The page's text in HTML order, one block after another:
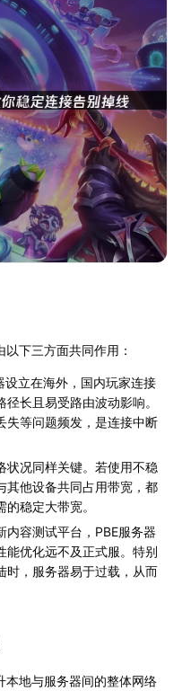
下三方面共同作用：
设立在海外，国内玩家连接
长且易受路由波动影响。
失等问题频发，是连接中断
状况同样关键。若使用不稳
其他设备共同占用带宽，都
稳定大带宽。
内容测试平台，PBE服务器
能优化远不及正式服。特别
时，服务器易于过载，从而
本地与服务器间的整体网络